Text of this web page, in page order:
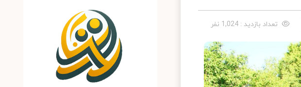
تعداد بازدید : 1,024 نفر